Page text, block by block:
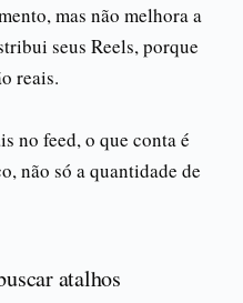
mas não melhora a
seus Reels, porque
reais.
no feed, o que conta é
não só a quantidade de
atalhos